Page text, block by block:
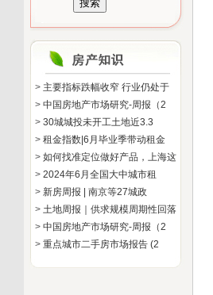
> 主要指标跌幅收窄 行业仍处于
> 中国房地产市场研究-周报（2
> 30城城投未开工土地近3.3
> 租金指数|6月毕业季带动租金
> 如何找准定位做好产品，上海这
> 2024年6月全国大中城市租
> 新房周报 | 南京等27城政
> 土地周报｜供求规模周期性回落
> 中国房地产市场研究-周报（2
> 重点城市二手房市场报告 (2